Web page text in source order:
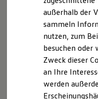
Reichweite
Laden
Laden
Laden
Probefahrt
außerhalb der
sammeln
nutzen, zum
besuchen oder
Zweck dieser
an Ihre
werden